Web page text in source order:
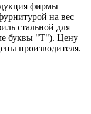
фирмы
на вес
стальной для
буквы "Т"). Цену
производителя.